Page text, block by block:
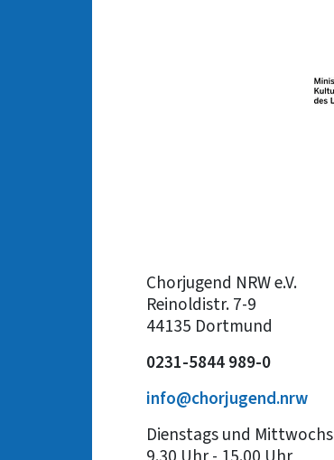
Chorjugend NRW e.V.
Reinoldistr. 7-9
44135 Dortmund
0231-5844 989-0
info@chorjugend.nrw
Dienstags und Mittwochs